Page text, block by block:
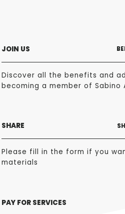
JOIN US
Discover all the benefits and
becoming a member of Sabino
SHARE
Please fill in the form if you
materials
PAY FOR SERVICES